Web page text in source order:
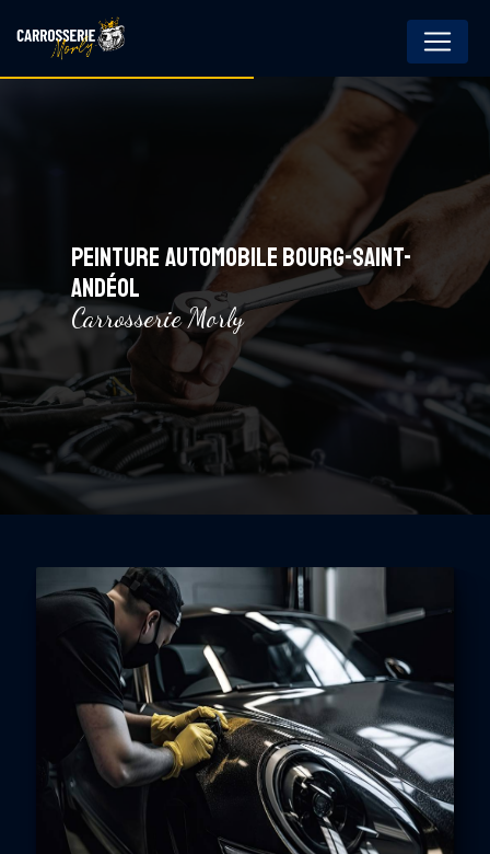
PEINTURE AUTOMOBILE BOURG-SAINT-
ANDÉOL
Carrosserie Morly
Panneau de gestion des cookies